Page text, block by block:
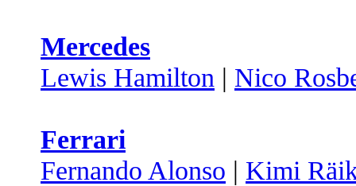
Mercedes
Lewis Hamilton | Nico
Ferrari
Fernando Alonso | Kimi